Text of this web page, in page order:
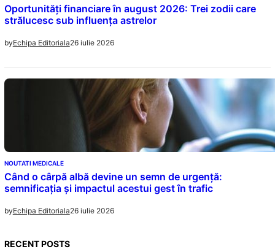
Oportunități financiare în august 2026: Trei zodii care
strălucesc sub influența astrelor
byEchipa Editoriala26 iulie 2026
NOUTATI MEDICALE
Când o cârpă albă devine un semn de urgență:
semnificația și impactul acestui gest în trafic
byEchipa Editoriala26 iulie 2026
RECENT POSTS